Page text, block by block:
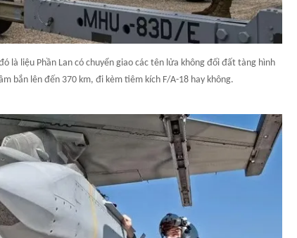
là liệu Phần Lan có chuyển giao các tên lửa không đối đất tàng hình
bắn lên đến 370 km, đi kèm tiêm kích F/A-18 hay không.